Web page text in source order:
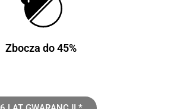
Zbocza do 45%